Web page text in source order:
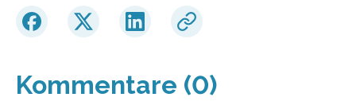
Kommentare (0)